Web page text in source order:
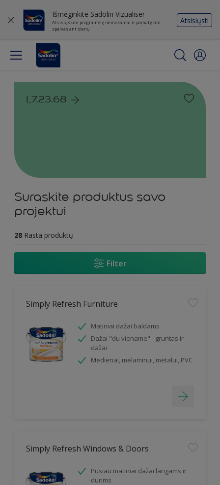
Išmėginkite Sadolin Vizualiser
Atsisiųskite programėlę nemokamai ir pamatykite
spalvas ant sienų
Atsisiųsti
L7.23.68
Suraskite produktus savo
projektui
28 Rasta produktų
Filter
Simply Refresh Furniture
Matiniai dažai baldams
Dažai "du viename" - gruntas ir
dažai
Medienai, melaminui, metalui, PVC
Simply Refresh Windows & Doors
Pusiau matiniai dažai langams ir
durims